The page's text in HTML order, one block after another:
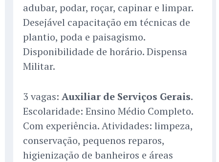
adubar, podar, roçar, capinar e limpar.
Desejável capacitação em técnicas de
plantio, poda e paisagismo.
Disponibilidade de horário. Dispensa
Militar.
3 vagas: Auxiliar de Serviços Gerais.
Escolaridade: Ensino Médio Completo.
Com experiência. Atividades: limpeza,
conservação, pequenos reparos,
higienização de banheiros e áreas